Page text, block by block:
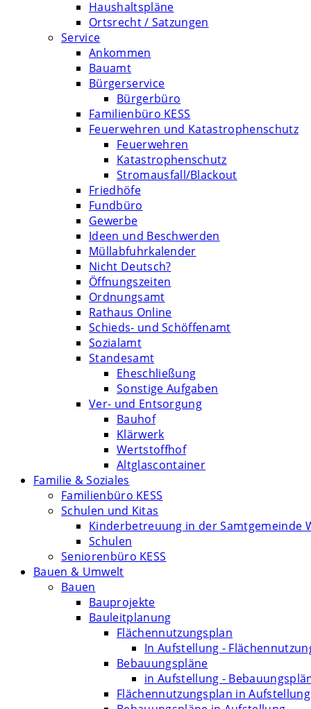
Haushaltspläne
Ortsrecht / Satzungen
Service
Ankommen
Bauamt
Bürgerservice
Bürgerbüro
Familienbüro KESS
Feuerwehren und Katastrophenschutz
Feuerwehren
Katastrophenschutz
Stromausfall/Blackout
Friedhöfe
Fundbüro
Gewerbe
Ideen und Beschwerden
Müllabfuhrkalender
Nicht Deutsch?
Öffnungszeiten
Ordnungsamt
Rathaus Online
Schieds- und Schöffenamt
Sozialamt
Standesamt
Eheschließung
Sonstige Aufgaben
Ver- und Entsorgung
Bauhof
Klärwerk
Wertstoffhof
Altglascontainer
Familie & Soziales
Familienbüro KESS
Schulen und Kitas
Kinderbetreuung in der Samtgemeinde
Schulen
Seniorenbüro KESS
Bauen & Umwelt
Bauen
Bauprojekte
Bauleitplanung
Flächennutzungsplan
In Aufstellung -
Bebauungspläne
in Aufstellung -
Flächennutzungsplan in Aufstellung